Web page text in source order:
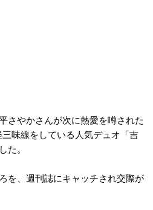
さやかさんが次に熱愛を噂された
味線をしている人気デュオ「吉
た。
を、週刊誌にキャッチされ交際が